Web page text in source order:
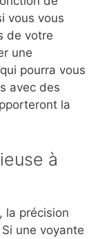
vous vous
de votre
une
pourra vous
avec des
la
à
la précision
une voyante